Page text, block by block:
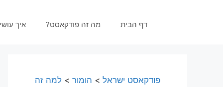
דף הבית מה זה פודקאסט? איך
פודקאסט ישראל > הומור > למה זה